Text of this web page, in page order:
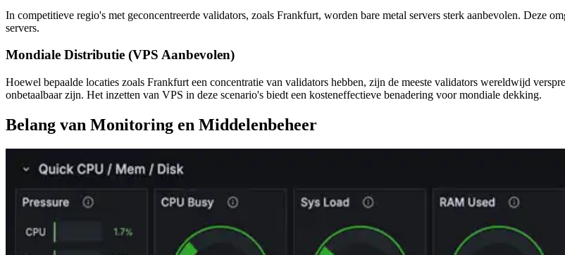
In competitieve regio's met geconcentreerde validators, zoals Frankfurt, worden bare metal servers sterk aanbevolen. Deze
servers.
Mondiale Distributie (VPS Aanbevolen)
Hoewel bepaalde locaties zoals Frankfurt een concentratie van validators hebben, zijn de meeste validators wereldwijd
onbetaalbaar zijn. Het inzetten van VPS in deze scenario's biedt een kosteneffectieve benadering voor mondiale dekking.
Belang van Monitoring en Middelenbeheer